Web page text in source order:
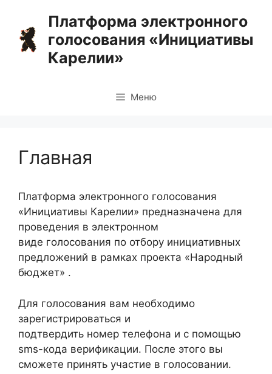
содержимому
Платформа электронного
голосования «Инициативы
Карелии»
Меню
Главная
Платформа электронного голосования
«Инициативы Карелии» предназначена для
проведения в электронном
виде голосования по отбору инициативных
предложений в рамках проекта «Народный
бюджет» .
Для голосования вам необходимо
зарегистрироваться и
подтвердить номер телефона и с помощью
sms-кода верификации. После этого вы
сможете принять участие в голосовании.